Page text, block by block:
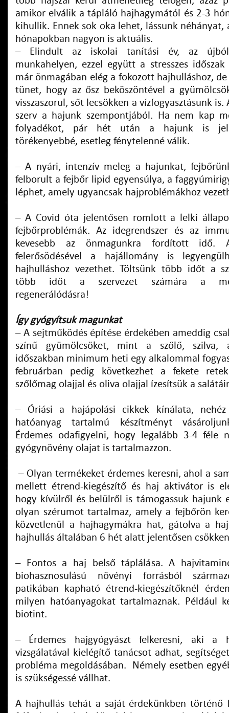
amikor elválik a tápláló hajhagymától és 2-3
kihullik. Ennek sok oka lehet, lássunk néhányat,
hónapokban nagyon is aktuális.
– Elindult az iskolai tanítási év, az
munkahelyen, ezzel együtt a stresszes
már önmagában elég a fokozott hajhulláshoz,
tünet, hogy az ősz beköszöntével a
visszaszorul, sőt lecsökken a vízfogyasztásunk
szerv a hajunk szempontjából. Ha nem kap
folyadékot, pár hét után a hajunk is
törékenyebbé, esetleg fénytelenné válik.
– A nyári, intenzív meleg a hajunkat,
felborult a fejbőr lipid egyensúlya, a
léphet, amely ugyancsak hajproblémákhoz
– A Covid óta jelentősen romlott a lelki
fejbőrproblémák. Az idegrendszer és az
kevesebb az önmagunkra fordított idő.
felerősödésével a hajállomány is
hajhulláshoz vezethet. Töltsünk több időt a
több időt a szervezet számára a
regenerálódásra!
Így gyógyítsuk magunkat
– A sejtműködés építése érdekében ameddig
színű gyümölcsöket, mint a szőlő, szilva,
időszakban minimum heti egy alkalommal
februárban pedig következhet a fekete
szőlőmag olajjal és oliva olajjal ízesítsük a
– Óriási a hajápolási cikkek kínálata,
hatóanyag tartalmú készítményt
Érdemes odafigyelni, hogy legalább 3-4 féle
gyógynövény olajat is tartalmazzon.
– Olyan termékeket érdemes keresni, ahol a
mellett étrend-kiegészítő és haj aktivátor is
hogy kívülről és belülről is támogassuk hajunk
olyan szérumot tartalmaz, amely a fejbőrön
közvetlenül a hajhagymákra hat, gátolva a
hajhullás általában 6 hét alatt jelentősen
– Fontos a haj belső táplálása. A
biohasznosulású növényi forrásból
patikában kapható étrend-kiegészítőknél
milyen hatóanyagokat tartalmaznak. Például
biotint.
– Érdemes hajgyógyászt felkeresni, aki a
vizsgálatával kielégítő tanácsot adhat,
probléma megoldásában. Némely esetben
is szükségessé vállhat.
A hajhullás tehát a saját érdekünkben történő